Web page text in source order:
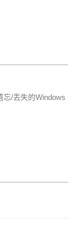
忘/丟失的Windows